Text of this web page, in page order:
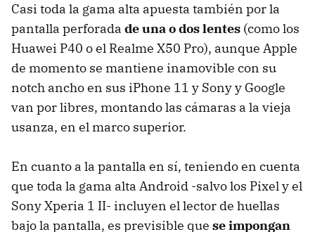
Casi toda la gama alta apuesta también por la
pantalla perforada de una o dos lentes (como los
Huawei P40 o el Realme X50 Pro), aunque Apple
de momento se mantiene inamovible con su
notch ancho en sus iPhone 11 y Sony y Google
van por libres, montando las cámaras a la vieja
usanza, en el marco superior.
En cuanto a la pantalla en sí, teniendo en cuenta
que toda la gama alta Android -salvo los Pixel y el
Sony Xperia 1 II- incluyen el lector de huellas
bajo la pantalla, es previsible que se impongan